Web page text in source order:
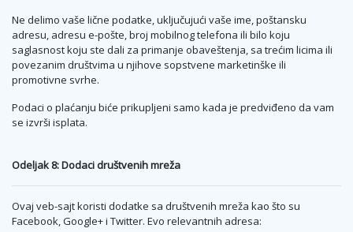
Ne delimo vaše lične podatke, uključujući vaše ime, poštansku
adresu, adresu e-pošte, broj mobilnog telefona ili bilo koju
saglasnost koju ste dali za primanje obaveštenja, sa trećim licima ili
povezanim društvima u njihove sopstvene marketinške ili
promotivne svrhe.
Podaci o plaćanju biće prikupljeni samo kada je predviđeno da vam
se izvrši isplata.
Odeljak 8: Dodaci društvenih mreža
Ovaj veb-sajt koristi dodatke sa društvenih mreža kao što su
Facebook, Google+ i Twitter. Evo relevantnih adresa: